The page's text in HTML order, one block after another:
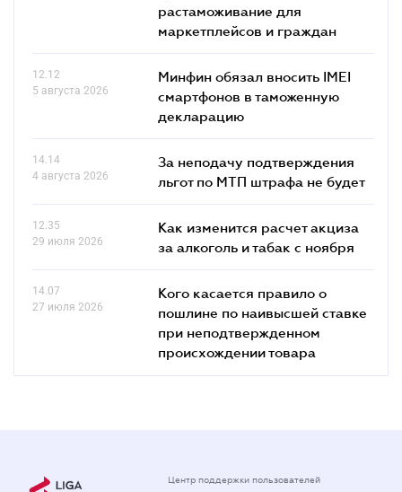
растаможивание для
маркетплейсов и граждан
12.12
5 августа 2026
Минфин обязал вносить IMEI
смартфонов в таможенную
декларацию
14.14
4 августа 2026
За неподачу подтверждения
льгот по МТП штрафа не будет
12.35
29 июля 2026
Как изменится расчет акциза
за алкоголь и табак с ноября
14.07
27 июля 2026
Кого касается правило о
пошлине по наивысшей ставке
при неподтвержденном
происхождении товара
Центр поддержки пользователей